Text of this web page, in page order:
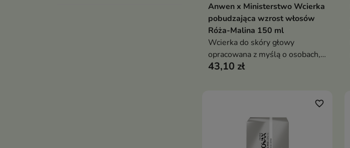
Dodaj do koszyka
Anwen x Ministerstwo Wcierka
pobudzająca wzrost włosów
Róża-Malina 150 ml
Wcierka do skóry głowy
opracowana z myślą o osobach,
które chcą zadbać o mocniejsze i
43,10 zł
favorite_border